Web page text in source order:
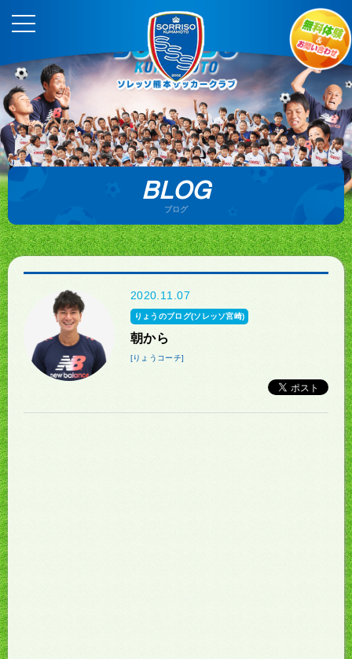
BLOG
ブログ
2020.11.07
りょうのブログ(ソレッソ宮崎)
朝から
[りょうコーチ]